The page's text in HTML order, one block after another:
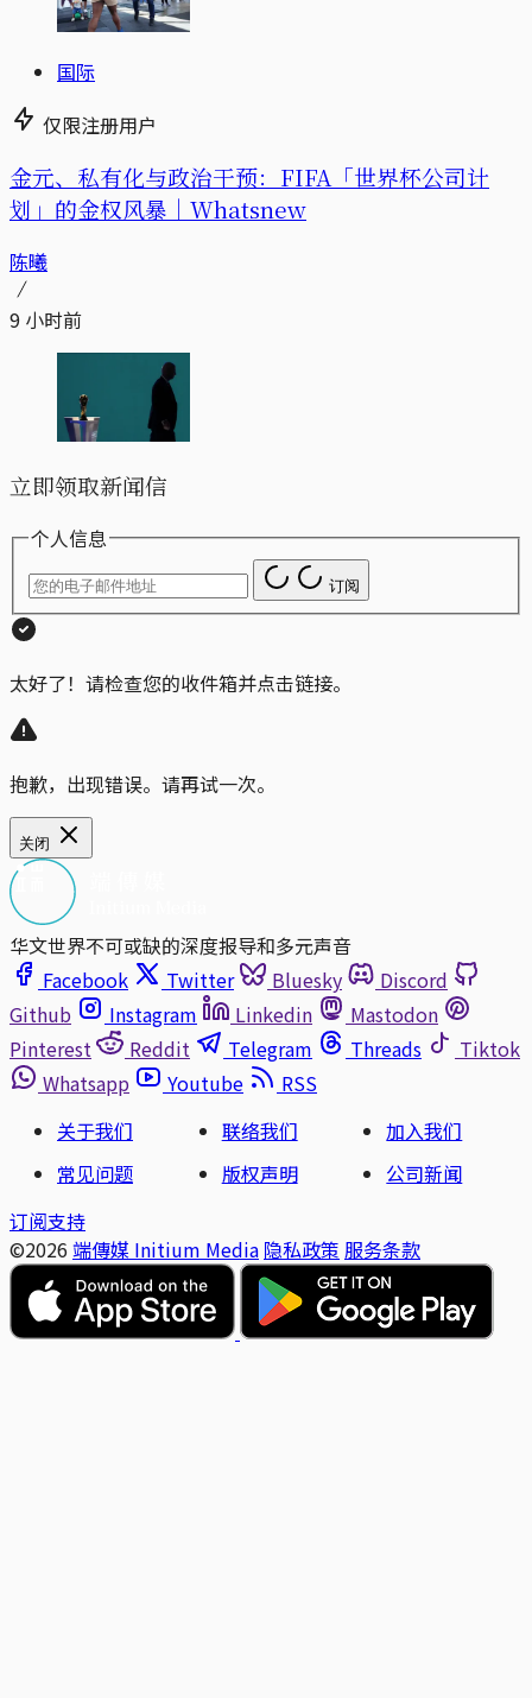
国际
仅限注册用户
金元、私有化与政治干预：FIFA「世界杯公司计
划」的金权风暴｜Whatsnew
陈曦
9 小时前
立即领取新闻信
个人信息
订阅
太好了！请检查您的收件箱并点击链接。
抱歉，出现错误。请再试一次。
关闭
华文世界不可或缺的深度报导和多元声音
Facebook
Twitter Bluesky
Discord
Github
Instagram Linkedin
Mastodon
Pinterest
Reddit Telegram Threads
Tiktok
Whatsapp
Youtube
RSS
关于我们
联络我们
加入我们
常见问题
版权声明
公司新闻
订阅支持
©2026 端傳媒 Initium Media 隐私政策 服务条款